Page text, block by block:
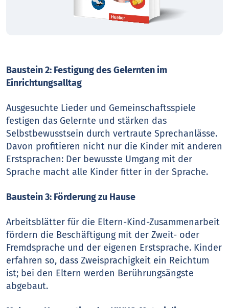
Baustein 2: Festigung des Gelernten im
Einrichtungsalltag
Ausgesuchte Lieder und Gemeinschaftsspiele
festigen das Gelernte und stärken das
Selbstbewusstsein durch vertraute Sprechanlässe.
Davon profitieren nicht nur die Kinder mit anderen
Erstsprachen: Der bewusste Umgang mit der
Sprache macht alle Kinder fitter in der Sprache.
Baustein 3: Förderung zu Hause
Arbeitsblätter für die Eltern-Kind-Zusammenarbeit
fördern die Beschäftigung mit der Zweit- oder
Fremdsprache und der eigenen Erstsprache. Kinder
erfahren so, dass Zweisprachigkeit ein Reichtum
ist; bei den Eltern werden Berührungsängste
abgebaut.